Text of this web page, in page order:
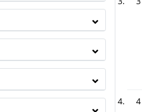
4